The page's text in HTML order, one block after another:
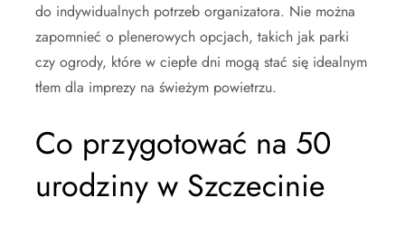
do indywidualnych potrzeb organizatora. Nie można
zapomnieć o plenerowych opcjach, takich jak parki
czy ogrody, które w ciepłe dni mogą stać się idealnym
tłem dla imprezy na świeżym powietrzu.
Co przygotować na 50
urodziny w Szczecinie